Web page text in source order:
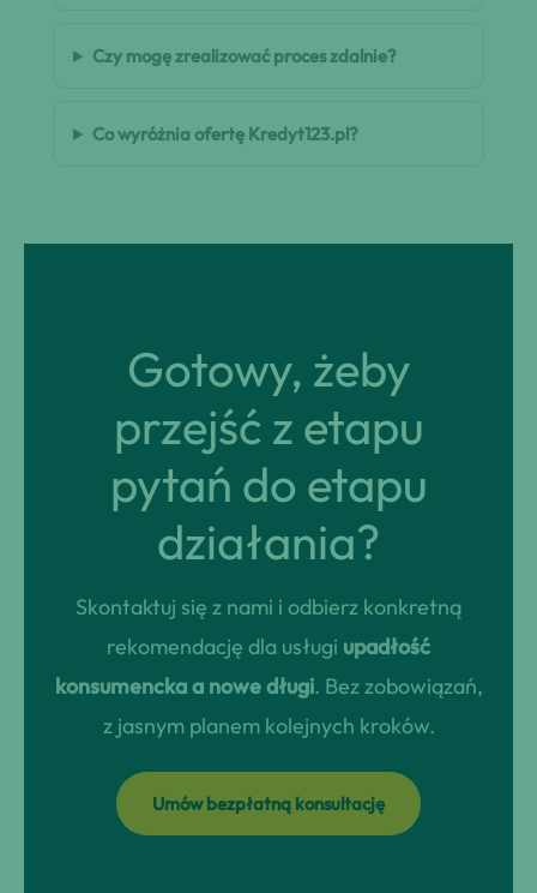
Czy mogę zrealizować proces zdalnie?
Co wyróżnia ofertę Kredyt123.pl?
Gotowy, żeby
przejść z etapu
pytań do etapu
działania?
Skontaktuj się z nami i odbierz konkretną
rekomendację dla usługi upadłość
konsumencka a nowe długi. Bez zobowiązań,
z jasnym planem kolejnych kroków.
Umów bezpłatną konsultację